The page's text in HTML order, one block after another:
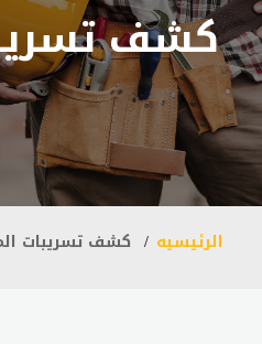
كشف
الرئيسيه كشف تسريبات